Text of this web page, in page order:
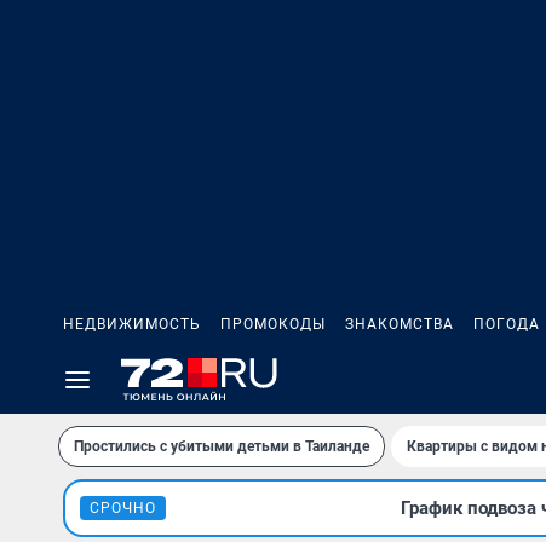
НЕДВИЖИМОСТЬ ПРОМОКОДЫ ЗНАКОМСТВА ПОГОДА
Простились с убитыми детьми в Таиланде Квартиры с видом
СРОЧНО График подвоза